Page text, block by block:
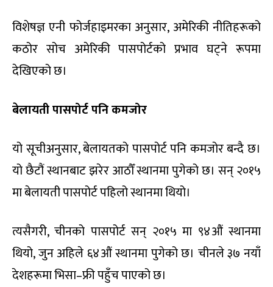
विशेषज्ञ एनी फोर्जहाइमरका अनुसार, अमेरिकी नीतिहरूको
कठोर सोच अमेरिकी पासपोर्टको प्रभाव घट्ने रूपमा
देखिएको छ।
बेलायती पासपोर्ट पनि कमजोर
यो सूचीअनुसार, बेलायतको पासपोर्ट पनि कमजोर बन्दै छ।
यो छैटौं स्थानबाट झरेर आठौँ स्थानमा पुगेको छ। सन् २०१५
मा बेलायती पासपोर्ट पहिलो स्थानमा थियो।
त्यसैगरी, चीनको पासपोर्ट सन् २०१५ मा ९४औं स्थानमा
थियो, जुन अहिले ६४औं स्थानमा पुगेको छ। चीनले ३७ नयाँ
देशहरूमा भिसा–फ्री पहुँच पाएको छ।